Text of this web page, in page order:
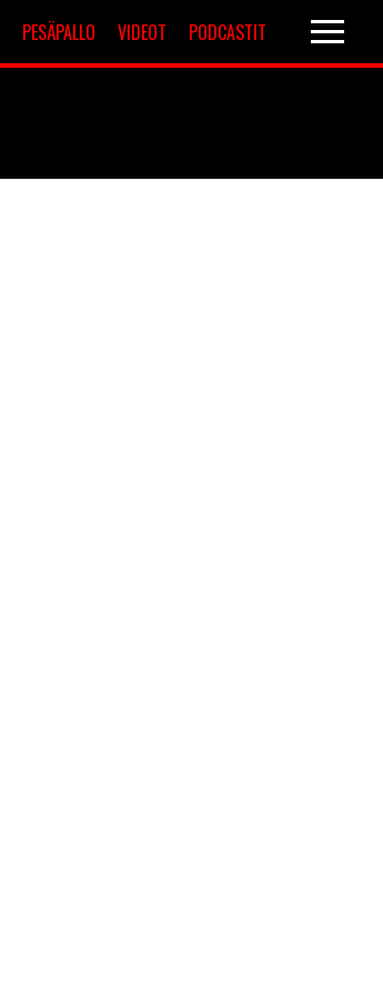
PESÄPALLO VIDEOT PODCASTIT